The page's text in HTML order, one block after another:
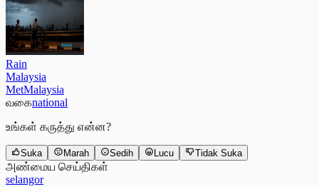
Rain
Malaysia
MetMalaysia
வகைnational
உங்கள் கருத்து என்ன?
Suka Marah Sedih Lucu Tidak Suka
அண்மைய செய்திகள்
selangor